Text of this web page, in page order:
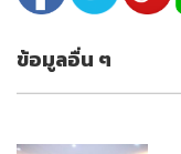
ข้อมูลอื่น ๆ